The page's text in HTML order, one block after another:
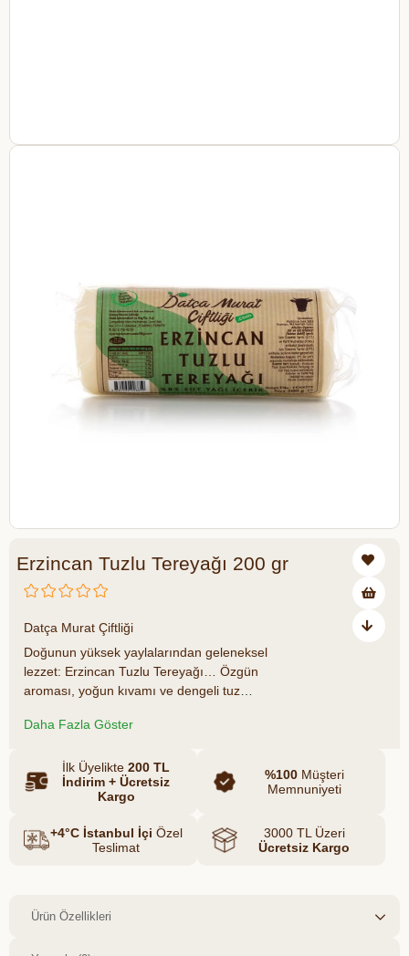
Erzincan Tuzlu Tereyağı 200 gr
Datça Murat Çiftliği
Doğunun yüksek yaylalarından geleneksel
lezzet: Erzincan Tuzlu Tereyağı… Özgün
aroması, yoğun kıvamı ve dengeli tuz
Murat Çiftliğigüvencesiyle sofralarınıza
tereyağı, doğal sütlerden elde edilip
katkısız olarak hazırlanır.
Daha Fazla Göster
İlk Üyelikte 200 TL
İndirim + Ücretsiz
Kargo
%100Müşteri
Memnuniyeti
+4°C İstanbul İçi Özel
Teslimat
3000 TL Üzeri
Ücretsiz Kargo
Ürün Özellikleri